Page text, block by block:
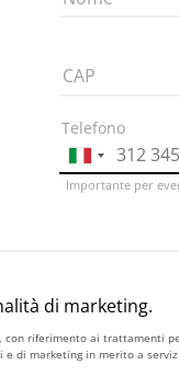
CAP
Importante per
Telefono
di marketing.
, con riferimento ai trattamenti
di marketing in merito a